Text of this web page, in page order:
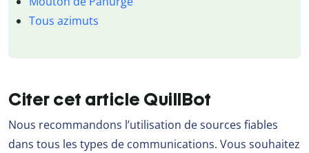
Tous azimuts
Citer cet article QuillBot
Nous recommandons l’utilisation de sources fiables
dans tous les types de communications. Vous souhaitez